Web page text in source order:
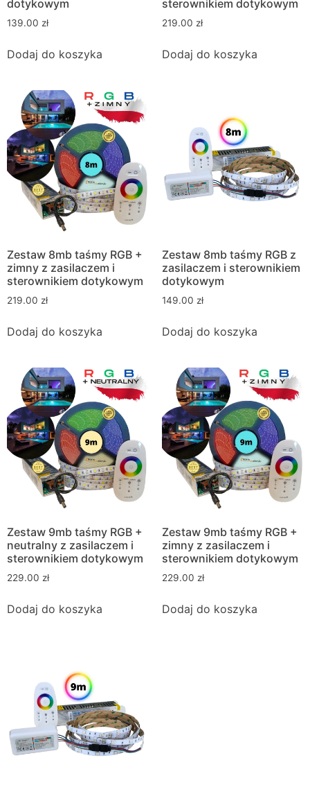
dotykowym
139.00 zł
Dodaj do koszyka
sterownikiem dotykowym
219.00 zł
Dodaj do koszyka
Zestaw 8mb taśmy RGB +
zimny z zasilaczem i
sterownikiem dotykowym
219.00 zł
Dodaj do koszyka
Zestaw 8mb taśmy RGB z
zasilaczem i sterownikiem
dotykowym
149.00 zł
Dodaj do koszyka
Zestaw 9mb taśmy RGB +
neutralny z zasilaczem i
sterownikiem dotykowym
229.00 zł
Dodaj do koszyka
Zestaw 9mb taśmy RGB +
zimny z zasilaczem i
sterownikiem dotykowym
229.00 zł
Dodaj do koszyka